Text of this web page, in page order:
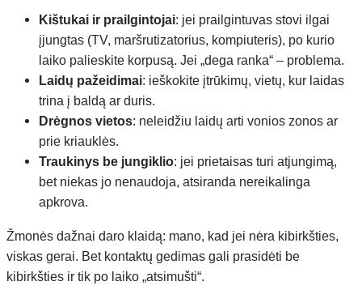
Kištukai ir prailgintojai: jei prailgintuvas stovi ilgai
įjungtas (TV, maršrutizatorius, kompiuteris), po kurio
laiko palieskite korpusą. Jei „dega ranka“ – problema.
Laidų pažeidimai: ieškokite įtrūkimų, vietų, kur laidas
trina į baldą ar duris.
Drėgnos vietos: neleidžiu laidų arti vonios zonos ar
prie kriauklės.
Traukinys be jungiklio: jei prietaisas turi atjungimą,
bet niekas jo nenaudoja, atsiranda nereikalinga
apkrova.
Žmonės dažnai daro klaidą: mano, kad jei nėra kibirkšties,
viskas gerai. Bet kontaktų gedimas gali prasidėti be
kibirkšties ir tik po laiko „atsimušti“.